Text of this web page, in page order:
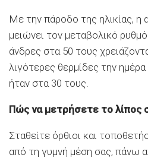
Με την πάροδο της ηλικίας, η
μειώνει τον μεταβολικό
άνδρες στα 50 τους
λιγότερες θερμίδες την
ήταν στα 30 τους.
Πώς να μετρήσετε το λίπος
Σταθείτε όρθιοι και
από τη γυμνή μέση σας, πάνω